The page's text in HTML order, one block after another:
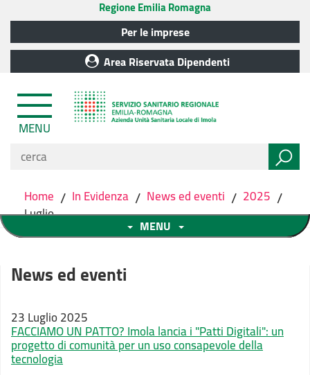
Regione Emilia Romagna
Per le imprese
Area Riservata Dipendenti
MENU
Home / In Evidenza / News ed eventi / 2025 /
Luglio
MENU
News ed eventi
23 Luglio 2025
FACCIAMO UN PATTO? Imola lancia i "Patti Digitali": un
progetto di comunità per un uso consapevole della
tecnologia